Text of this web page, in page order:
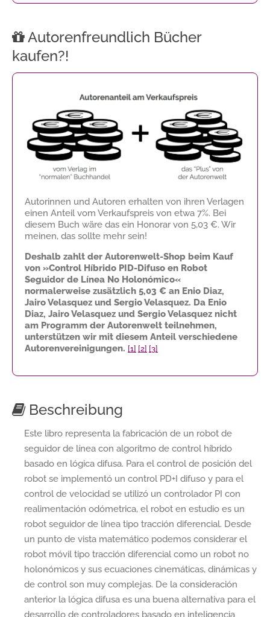
Autorenfreundlich Bücher
kaufen?!
Autorinnen und Autoren erhalten von ihren Verlagen
einen Anteil vom Verkaufspreis von etwa 7%. Bei
diesem Buch wäre das ein Honorar von 5,03 €. Wir
meinen, das sollte mehr sein!
Deshalb zahlt der Autorenwelt-Shop beim Kauf
von »Control Híbrido PID-Difuso en Robot
Seguidor de Línea No Holonómico«
normalerweise zusätzlich 5,03 € an Enio Diaz,
Jairo Velasquez und Sergio Velasquez. Da Enio
Diaz, Jairo Velasquez und Sergio Velasquez nicht
am Programm der Autorenwelt teilnehmen,
unterstützen wir mit diesem Anteil verschiedene
Autorenvereinigungen. [1] [2] [3]
Beschreibung
Este libro representa la fabricación de un robot de
seguidor de línea con algoritmo de control híbrido
basado en lógica difusa. Para el control de posición del
robot se implementó un control PD+I difuso y para el
control de velocidad se utilizó un controlador PI con
realimentación odómetrica, el robot en estudio es un
robot seguidor de línea tipo tracción diferencial. Desde
un punto de vista matemático podemos considerar el
robot móvil tipo tracción diferencial como un robot no
holonómicos y sus ecuaciones cinemáticas, dinámicas y
de control son muy complejas. De la consideración
anterior la lógica difusa es una buena alternativa para el
desarrollo de controladores basado en inteligencia